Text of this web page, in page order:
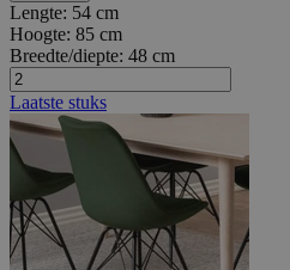
Lengte: 54 cm
Hoogte: 85 cm
Breedte/diepte: 48 cm
Laatste stuks